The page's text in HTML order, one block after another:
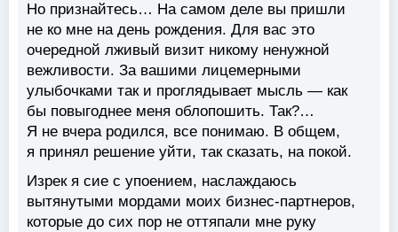
Но признайтесь… На самом деле вы пришли
не ко мне на день рождения. Для вас это
очередной лживый визит никому ненужной
вежливости. За вашими лицемерными
улыбочками так и проглядывает мысль — как
бы повыгоднее меня облопошить. Так?…
Я не вчера родился, все понимаю. В общем,
я принял решение уйти, так сказать, на покой.
Изрек я сие с упоением, наслаждаюсь
вытянутыми мордами моих бизнес-партнеров,
которые до сих пор не оттяпали мне руку